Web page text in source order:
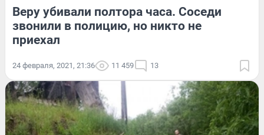
Веру убивали полтора часа. Соседи
звонили в полицию, но никто не
приехал
24 февраля, 2021, 21:36 11 459 13